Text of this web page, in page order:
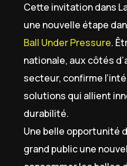
Cette invitation dans
une nouvelle étape
Ball Under Pressure.
nationale, aux côtés
secteur, confirme
solutions qui allient
durabilité.
Une belle opportunité
grand public une